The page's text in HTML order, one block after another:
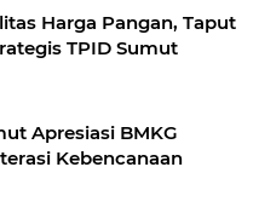
Harga Pangan, Taput
TPID Sumut
Apresiasi BMKG
Kebencanaan